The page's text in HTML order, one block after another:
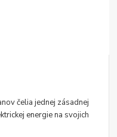
čelia jednej zásadnej
energie na svojich